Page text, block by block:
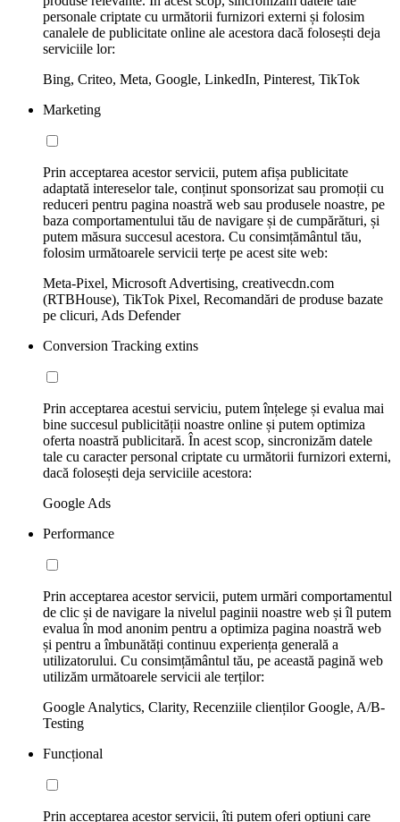
personale criptate cu următorii furnizori externi și folosim
canalele de publicitate online ale acestora dacă folosești deja
serviciile lor:
Bing, Criteo, Meta, Google, LinkedIn, Pinterest, TikTok
Marketing
Prin acceptarea acestor servicii, putem afișa publicitate
adaptată intereselor tale, conținut sponsorizat sau promoții cu
reduceri pentru pagina noastră web sau produsele noastre, pe
baza comportamentului tău de navigare și de cumpărături, și
putem măsura succesul acestora. Cu consimțământul tău,
folosim următoarele servicii terțe pe acest site web:
Meta-Pixel, Microsoft Advertising, creativecdn.com
(RTBHouse), TikTok Pixel, Recomandări de produse bazate
pe clicuri, Ads Defender
Conversion Tracking extins
Prin acceptarea acestui serviciu, putem înțelege și evalua mai
bine succesul publicității noastre online și putem optimiza
oferta noastră publicitară. În acest scop, sincronizăm datele
tale cu caracter personal criptate cu următorii furnizori externi,
dacă folosești deja serviciile acestora:
Google Ads
Performance
Prin acceptarea acestor servicii, putem urmări comportamentul
de clic și de navigare la nivelul paginii noastre web și îl putem
evalua în mod anonim pentru a optimiza pagina noastră web
și pentru a îmbunătăți continuu experiența generală a
utilizatorului. Cu consimțământul tău, pe această pagină web
utilizăm următoarele servicii ale terților:
Google Analytics, Clarity, Recenziile clienților Google, A/B-
Testing
Funcțional
Prin acceptarea acestor servicii, îți putem oferi opțiuni care